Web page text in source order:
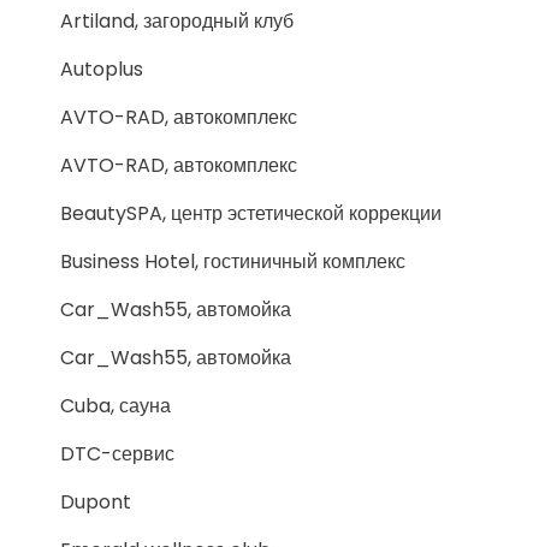
Artiland, загородный клуб
Autoplus
AVTO-RAD, автокомплекс
AVTO-RAD, автокомплекс
BeautySPA, центр эстетической коррекции
Business Hotel, гостиничный комплекс
Car_Wash55, автомойка
Car_Wash55, автомойка
Cuba, сауна
DTC-сервис
Dupont